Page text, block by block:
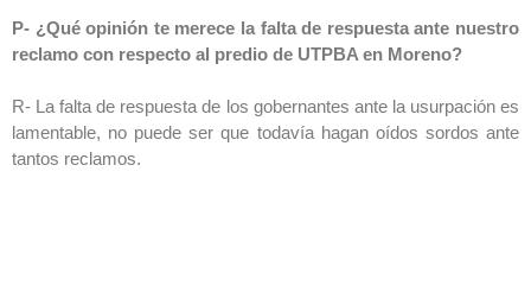
P- ¿Qué opinión te merece la falta de respuesta ante nuestro
reclamo con respecto al predio de UTPBA en Moreno?
R- La falta de respuesta de los gobernantes ante la usurpación es
lamentable, no puede ser que todavía hagan oídos sordos ante
tantos reclamos.